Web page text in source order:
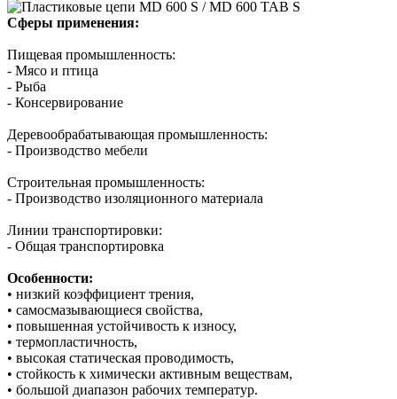
Сферы применения:
Пищевая промышленность:
- Мясо и птица
- Рыба
- Консервирование
Деревообрабатывающая промышленность:
- Производство мебели
Строительная промышленность:
- Производство изоляционного материала
Линии транспортировки:
- Общая транспортировка
Особенности:
• низкий коэффициент трения,
• самосмазывающиеся свойства,
• повышенная устойчивость к износу,
• термопластичность,
• высокая статическая проводимость,
• стойкость к химически активным веществам,
• большой диапазон рабочих температур.